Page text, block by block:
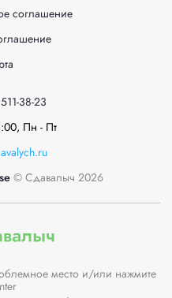
соглашение
38-23
Пн - Пт
© Сдавалыч 2026
место и/или нажмите